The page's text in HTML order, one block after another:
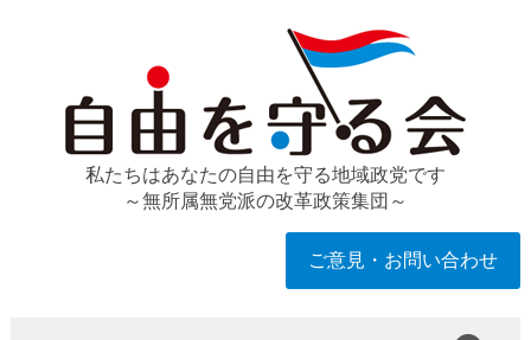
私たちはあなたの自由を守る地域政党です
～無所属無党派の改革政策集団～
ご意見・お問い合わせ